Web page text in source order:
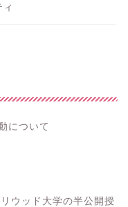
について
ウッド大学の半公開授